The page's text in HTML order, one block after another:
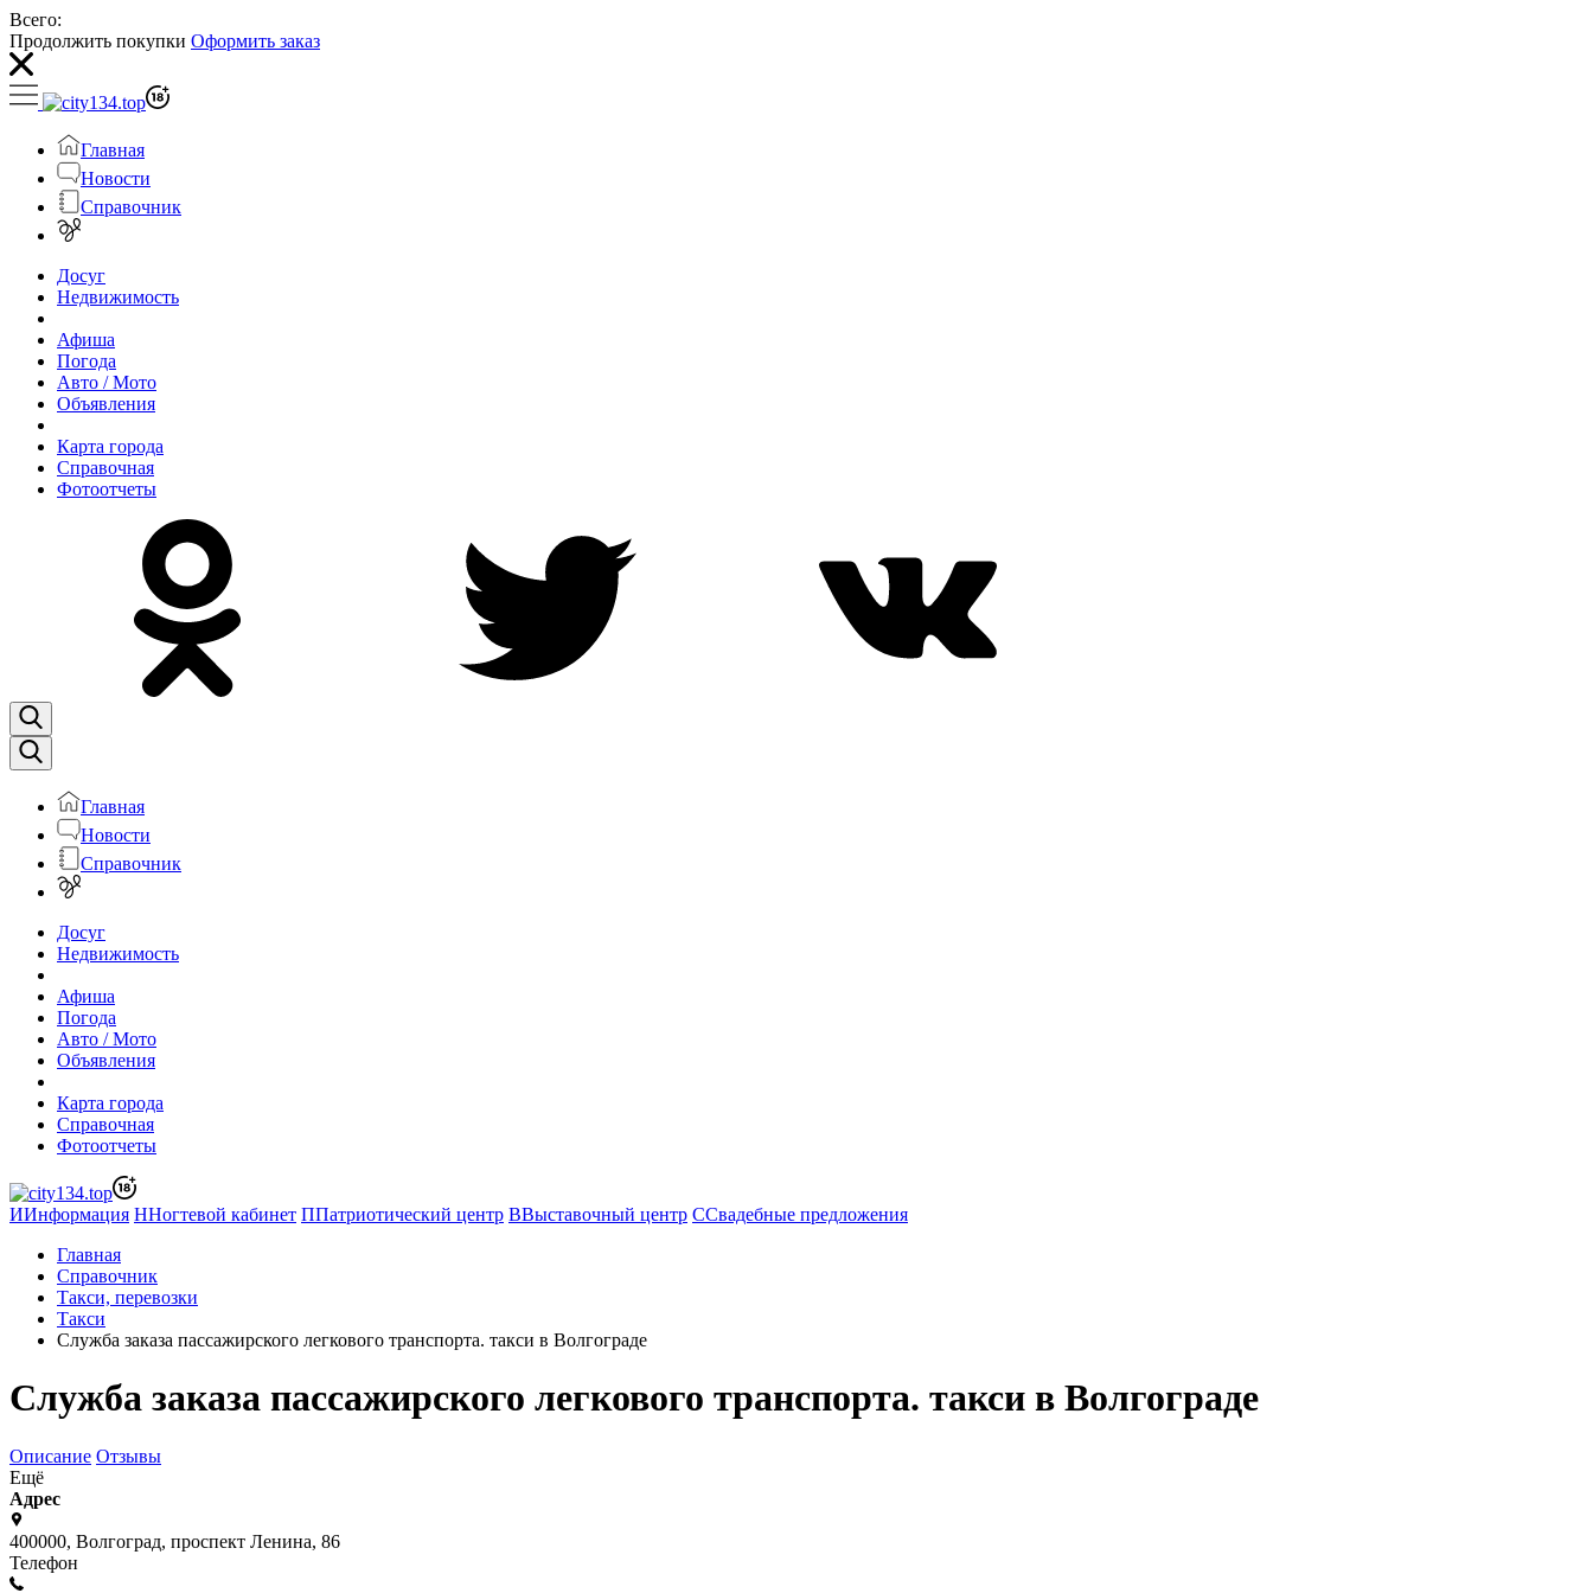
Всего:
Продолжить покупки Оформить заказ
Главная
Новости
Справочник
Досуг
Недвижимость
Афиша
Погода
Авто / Мото
Объявления
Карта города
Справочная
Фотоотчеты
Главная
Новости
Справочник
Досуг
Недвижимость
Афиша
Погода
Авто / Мото
Объявления
Карта города
Справочная
Фотоотчеты
ИИнформация ННогтевой кабинет ППатриотический центр ВВыставочный центр ССвадебные предложения
Главная
Справочник
Такси, перевозки
Такси
Служба заказа пассажирского легкового транспорта. такси в Волгограде
Служба заказа пассажирского легкового транспорта. такси в Волгограде
Описание Отзывы
Ещё
Адрес
400000, Волгоград, проспект Ленина, 86
Телефон